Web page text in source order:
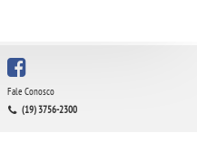
Fale Conosco
(19) 3756-2300